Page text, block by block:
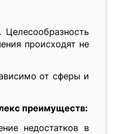
Целесообразность
происходят не
от сферы и
преимуществ:
недостатков в